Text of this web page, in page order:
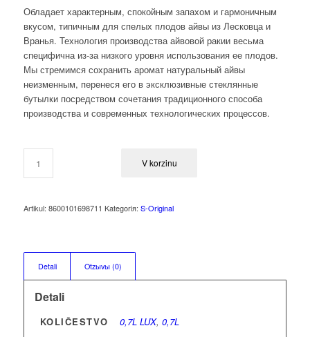
Обладает характерным, спокойным запахом и гармоничным
вкусом, типичным для спелых плодов айвы из Лесковца и
Вранья. Технология производства айвовой ракии весьма
специфична из-за низкого уровня использования ее плодов.
Мы стремимся сохранить аромат натуральный айвы
неизменным, перенеся его в эксклюзивные стеклянные
бутылки посредством сочетания традиционного способа
производства и современных технологических процессов.
V korzinu
Artikul: 8600101698711 Kategoriя: S-Original
Detali Otzыvы (0)
Detali
KOLIČESTVO 0,7L LUX, 0,7L